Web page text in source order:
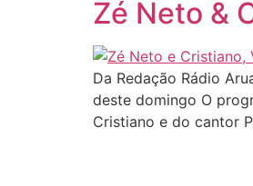
Zé Neto &
Da Redação Rádio
deste domingo O
Cristiano e do cantor